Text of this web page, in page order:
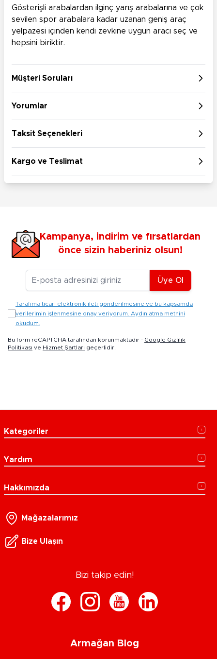
Gösterişli arabalardan ilginç yarış arabalarına ve çok
sevilen spor arabalara kadar uzanan geniş araç
yelpazesi içinden kendi zevkine uygun aracı seç ve
hepsini biriktir.
Müşteri Soruları
Yorumlar
Taksit Seçenekleri
Kargo ve Teslimat
Kampanya, indirim ve fırsatlardan
önce sizin haberiniz olsun!
E-posta Adresiniz
Üye Ol
Tarafıma ticari elektronik ileti gönderilmesine ve bu kapsamda
verilerimin işlenmesine onay veriyorum. Aydınlatma metnini
okudum.
Bu form reCAPTCHA tarafından korunmaktadır - Google Gizlilik
Politikası ve Hizmet Şartları geçerlidir.
Kategoriler
Yardım
Hakkımızda
Mağazalarımız
Bize Ulaşın
Bizi takip edin!
Armağan Blog